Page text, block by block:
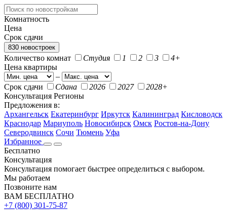
Комнатность
Цена
Срок сдачи
830 новостроек
Количество комнат Студия 1 2 3
4+
Цена квартиры
–
Срок сдачи
Сдана 2026 2027
2028+
Консультация Регионы
Предложения в:
Архангельск Екатеринбург Иркутск Калининград Кисловодск
Краснодар Мариуполь Новосибирск Омск Ростов-на-Дону
Северодвинск Сочи Тюмень Уфа
Избранное
Бесплатно
Консультация
Консультация помогает быстрее определиться с выбором.
Мы работаем
Позвоните нам
ВАМ БЕСПЛАТНО
+7 (800) 301-75-87